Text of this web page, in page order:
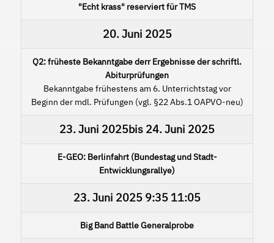
"Echt krass" reserviert für TMS
20. Juni 2025
Q2: früheste Bekanntgabe derr Ergebnisse der schriftl.
Abiturprüfungen
Bekanntgabe frühestens am 6. Unterrichtstag vor
Beginn der mdl. Prüfungen (vgl. §22 Abs.1 OAPVO-neu)
23. Juni 2025bis 24. Juni 2025
E-GEO: Berlinfahrt (Bundestag und Stadt-
Entwicklungsrallye)
23. Juni 2025 9:35 11:05
Big Band Battle Generalprobe